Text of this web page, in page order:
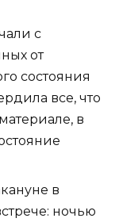
с
от
состояния
все, что
в
в
ночью